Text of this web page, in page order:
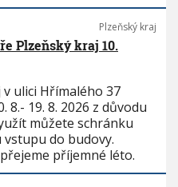
Plzeňský kraj
Plzeňský kraj 10.
ulici Hřímalého 37
8.- 19. 8. 2026 z důvodu
můžete schránku
do budovy.
příjemné léto.